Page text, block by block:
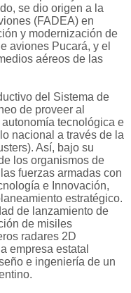
se dio origen a la
(FADEA) en
y modernización de
aviones Pucará, y el
aéreos de las
del Sistema de
de proveer al
tecnológica e
nacional a través de la
Así, bajo su
los organismos de
fuerzas armadas con
e Innovación,
estratégico.
de lanzamiento de
de misiles
radares 2D
empresa estatal
e ingeniería de un